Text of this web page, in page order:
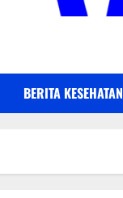
BERITA KESEHATAN